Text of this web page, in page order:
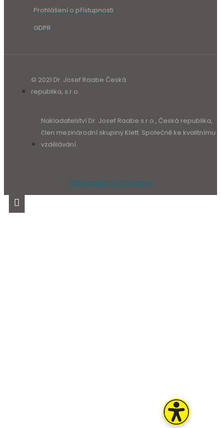
Prohlášení o přístupnosti
GDPR
© 2021 Dr. Josef Raabe Česká
republika, s.r.o.
Nakladatelství Dr. Josef Raabe s.r.o., Česká republika,
člen mezinárodní skupiny Klett. Společně ke kvalitnímu
vzdělávání.
Odstoupit od smlouvy